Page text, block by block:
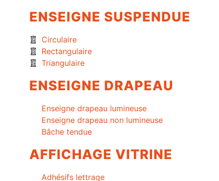
ENSEIGNE SUSPENDUE
Circulaire
Rectangulaire
Triangulaire
ENSEIGNE DRAPEAU
Enseigne drapeau lumineuse
Enseigne drapeau non lumineuse
Bâche tendue
AFFICHAGE VITRINE
Adhésifs lettrage